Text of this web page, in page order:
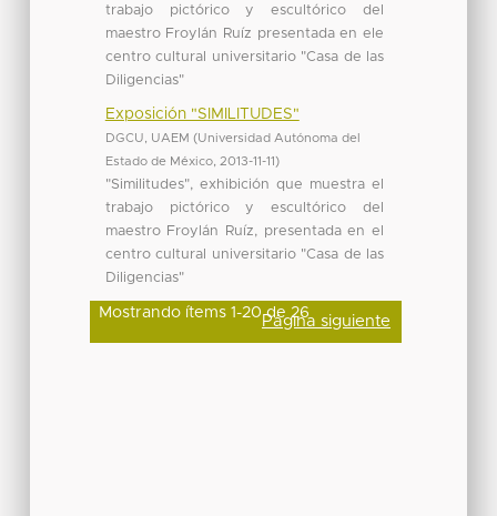
trabajo pictórico y escultórico del
maestro Froylán Ruíz presentada en ele
centro cultural universitario "Casa de las
Diligencias"
Exposición "SIMILITUDES"
DGCU, UAEM (Universidad Autónoma del
Estado de México, 2013-11-11)
"Similitudes", exhibición que muestra el
trabajo pictórico y escultórico del
maestro Froylán Ruíz, presentada en el
centro cultural universitario "Casa de las
Diligencias"
Mostrando ítems 1-20 de 26Página siguiente